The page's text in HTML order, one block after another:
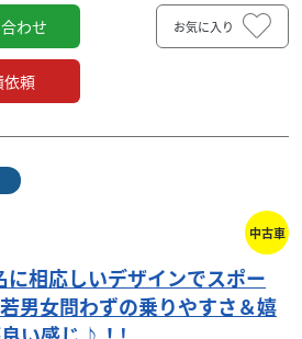
わせ
依頼
お気に入り
中古車
相応しいデザインでスポー
男女問わずの乗りやすさ＆嬉